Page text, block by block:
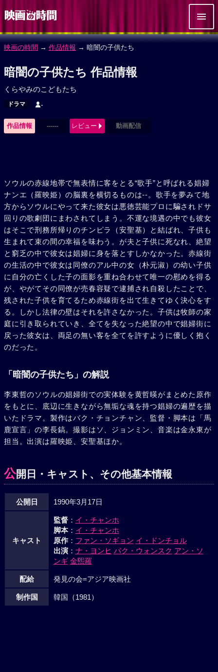
映画の時間 → 作品情報 → 暗闇の子供たち
暗闇の子供たち 作品情報
くらやみのこどもたち
ドラマ -
作品情報 ------ レビュー 動画配信
ソウルの赤線地帯で無表情に客をとる“歌手”と呼ばれる娼婦
ナンエ（羅映姫）の脳裏を横切るものは--。歌手を夢みて地
方からソウルにやって来た彼女は悪徳芸能プロに騙されドサ
回りの歌劇団にまわされてしまう。不運な境遇の中でも彼女
はそこで刑務所帰りのチンピラ（安聖基）と結ばれ、子供も
生まれて束の間の幸福を味わう。が夫と子供に死なれ、絶望
と窮乏の中で彼女は娼婦に身を落とすしかなかった。赤線街
の生活の中で彼女は同僚のアル中の女（朴元淑）の幼い子供
に自分の亡くした子の面影を重ね合わせて唯一の慰めを得る
が、やがてその同僚が売春容疑で逮捕され自殺したことで、
残された子供を育てるため赤線街を出て生きてゆく決心をす
る。しかし法律の壁はそれを許さなかった。子供は牧師の家
庭に引き取られていき、全てを失なった絶望の中で娼婦街に
戻った彼女は、両足の無い客を全てを許すように優しく抱く
のだった。
「暗闇の子供たち」の解説
李東哲のソウルの娼婦街での実体験を黄哲暎がまとめた原作
をもとに、底辺に生きながら無垢な魂を持つ娼婦の遍歴を描
いたドラマ。製作はバク・チョンチャン、監督・脚本は「馬
鹿宣言」の李長鎬。撮影はソ、ジョンミン、音楽は金永東が
担当。出演は羅映姫、安聖基ほか。
公開日・キャスト、その他基本情報
公開日 1990年3月17日
キャスト
監督： イ・チャンホ
脚本： イ・チャンホ
原作： ファン・ソギョン イ・ドンチョル
出演： ナ・ヨンヒ パク・ウォンスク アン・ソ
ンギ 金煕羅
配給 発見の会=アジア映画社
制作国 韓国（1981）